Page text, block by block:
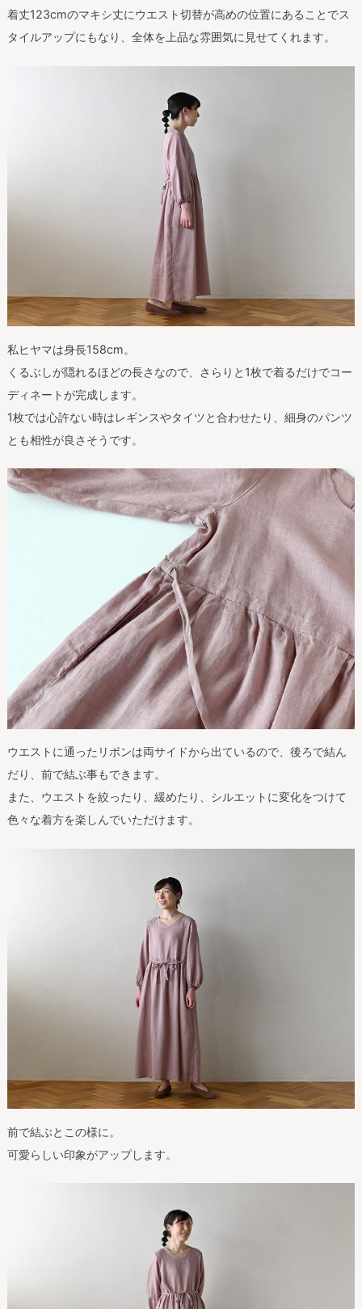
着丈123cmのマキシ丈にウエスト切替が高めの位置にあることでス
タイルアップにもなり、全体を上品な雰囲気に見せてくれます。
私ヒヤマは身長158cm。
くるぶしが隠れるほどの長さなので、さらりと1枚で着るだけでコー
ディネートが完成します。
1枚では心許ない時はレギンスやタイツと合わせたり、細身のパンツ
とも相性が良さそうです。
ウエストに通ったリボンは両サイドから出ているので、後ろで結ん
だり、前で結ぶ事もできます。
また、ウエストを絞ったり、緩めたり、シルエットに変化をつけて
色々な着方を楽しんでいただけます。
前で結ぶとこの様に。
可愛らしい印象がアップします。